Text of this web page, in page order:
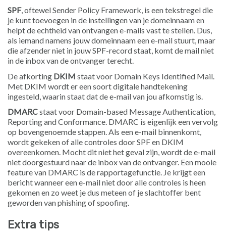
SPF, oftewel Sender Policy Framework, is een tekstregel die
je kunt toevoegen in de instellingen van je domeinnaam en
helpt de echtheid van ontvangen e-mails vast te stellen. Dus,
als iemand namens jouw domeinnaam een e-mail stuurt, maar
die afzender niet in jouw SPF-record staat, komt de mail niet
in de inbox van de ontvanger terecht.
De afkorting DKIM staat voor Domain Keys Identified Mail.
Met DKIM wordt er een soort digitale handtekening
ingesteld, waarin staat dat de e-mail van jou afkomstig is.
DMARCstaat voor Domain-based Message Authentication,
Reporting and Conformance. DMARC is eigenlijk een vervolg
op bovengenoemde stappen. Als een e-mail binnenkomt,
wordt gekeken of alle controles door SPF en DKIM
overeenkomen. Mocht dit niet het geval zijn, wordt de e-mail
niet doorgestuurd naar de inbox van de ontvanger. Een mooie
feature van DMARC is de rapportagefunctie. Je krijgt een
bericht wanneer een e-mail niet door alle controles is heen
gekomen en zo weet je dus meteen of je slachtoffer bent
geworden van phishing of spoofing.
Extra tips